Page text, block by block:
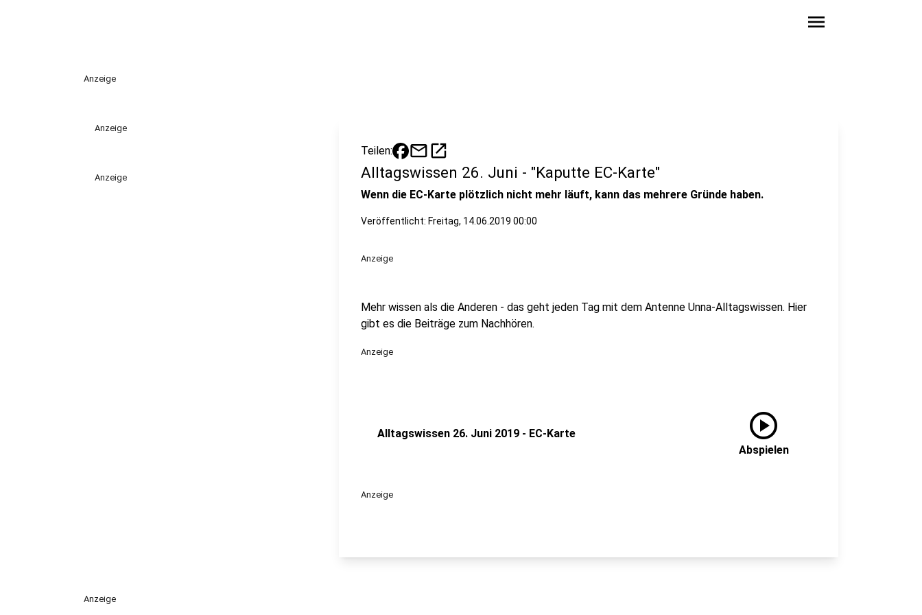
menu
Anzeige
Anzeige
Anzeige
Teilen: mailopen_in_new
Alltagswissen 26. Juni - "Kaputte EC-Karte"
Wenn die EC-Karte plötzlich nicht mehr läuft, kann das mehrere Gründe haben.
Veröffentlicht: Freitag, 14.06.2019 00:00
Anzeige
Mehr wissen als die Anderen - das geht jeden Tag mit dem Antenne Unna-Alltagswissen. Hier
gibt es die Beiträge zum Nachhören.
Anzeige
Alltagswissen 26. Juni 2019 - EC-Karte play_circle
Abspielen
Anzeige
Anzeige